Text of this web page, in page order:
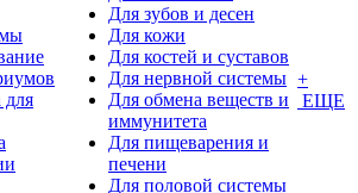
для
Для зубов и десен
Для кожи
Для костей и суставов
Для нервной системы
Для обмена веществ и
иммунитета
Для пищеварения и
печени
Для половой системы
+
ЕЩЕ